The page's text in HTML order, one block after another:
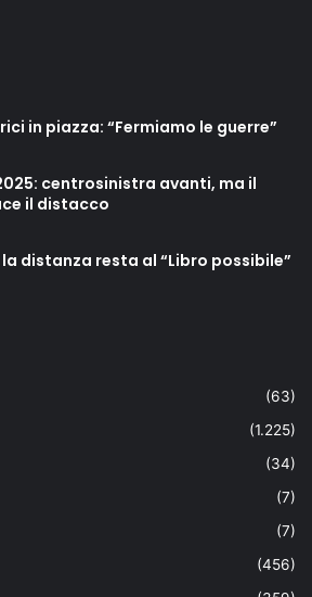
in piazza: “Fermiamo le guerre”
centrosinistra avanti, ma il
il distacco
distanza resta al “Libro possibile”
(63)
(1.225)
(34)
(7)
(7)
(456)